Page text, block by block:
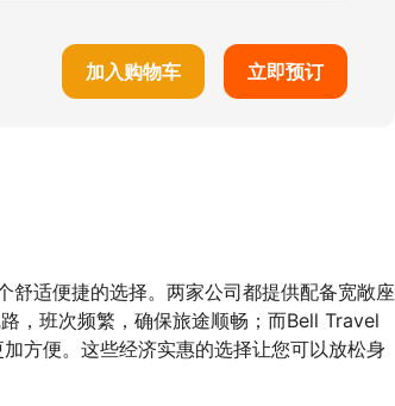
加入购物车 立即预订
适便捷的选择。两家公司都提供配备宽敞座
，班次频繁，确保旅途顺畅；而Bell Travel
方便。这些经济实惠的选择让您可以放松身